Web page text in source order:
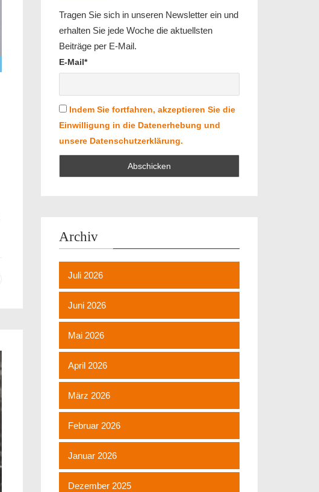
Tragen Sie sich in unseren Newsletter ein und
erhalten Sie jede Woche die aktuellsten
Beiträge per E-Mail.
E-Mail*
Indem Sie fortfahren, akzeptieren Sie die
Einwilligung in die Datenerhebung und
unsere Datenschutzerklärung.
Archiv
Juli 2026
Juni 2026
Mai 2026
April 2026
März 2026
Februar 2026
Januar 2026
Dezember 2025